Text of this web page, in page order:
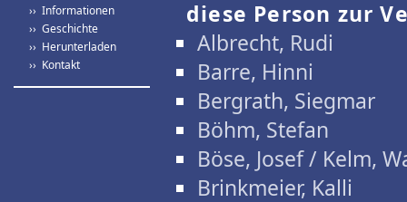
›› Informationen
›› Geschichte
›› Herunterladen
›› Kontakt
diese Person zur
Albrecht, Rudi
Barre, Hinni
Bergrath, Siegmar
Böhm, Stefan
Böse, Josef / Kelm,
Brinkmeier, Kalli